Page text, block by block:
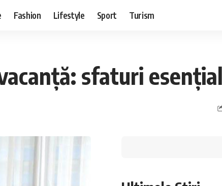
Fashion Lifestyle Sport Turism
sfaturi